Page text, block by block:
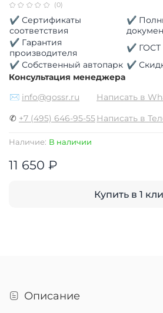
(0)
Наличие: В наличии
11 650 ₽
Купить в 1
✔ Сертификаты
соответствия
✔
✔ Гарантия
производителя
✔ ГОСТ
✔ Собственный автопарк ✔
Консультация менеджера
✉ info@gossr.ru
Написать в
✆ +7 (495) 646-95-55Написать в
Описание